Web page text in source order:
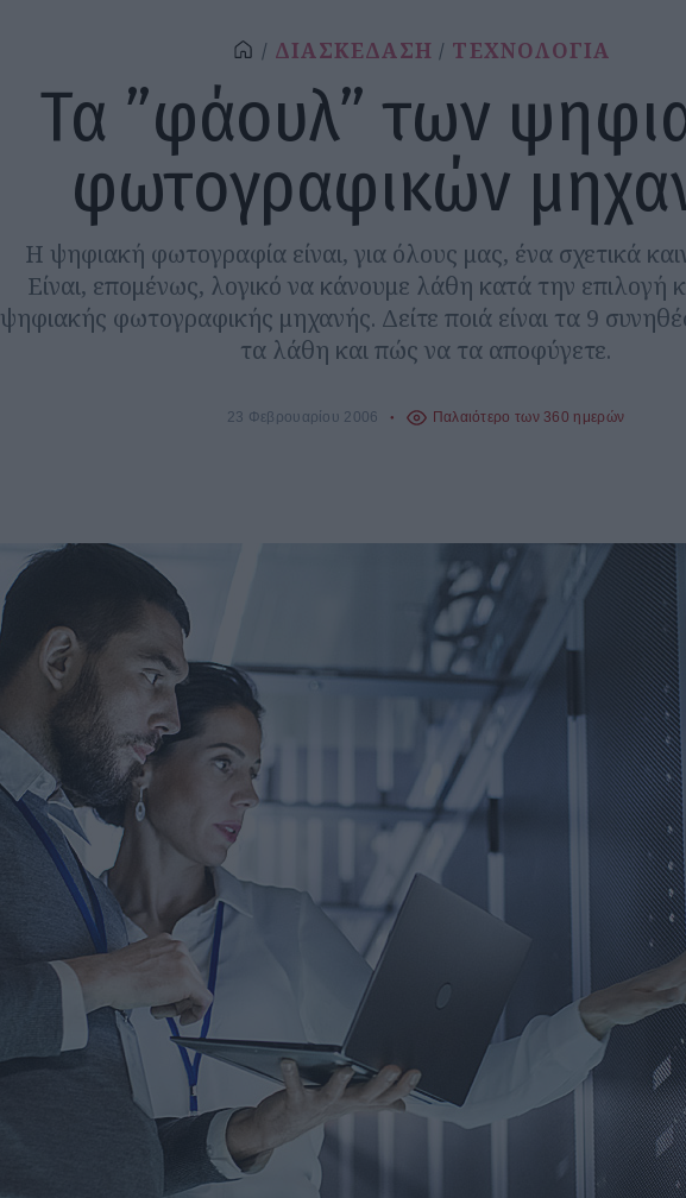
ΔΙΑΣΚΕΔΑΣΗ ΤΕΧΝΟΛΟΓΙΑ
Τα ”φάουλ” των
φωτογραφικών
Η ψηφιακή φωτογραφία είναι, για όλους μας, ένα σχετικά
Είναι, επομένως, λογικό να κάνουμε λάθη κατά την επιλογή
ψηφιακής φωτογραφικής μηχανής. Δείτε ποιά είναι τα 9
τα λάθη και πώς να τα αποφύγετε.
23 Φεβρουαρίου 2006 Παλαιότερο των 360 ημερών